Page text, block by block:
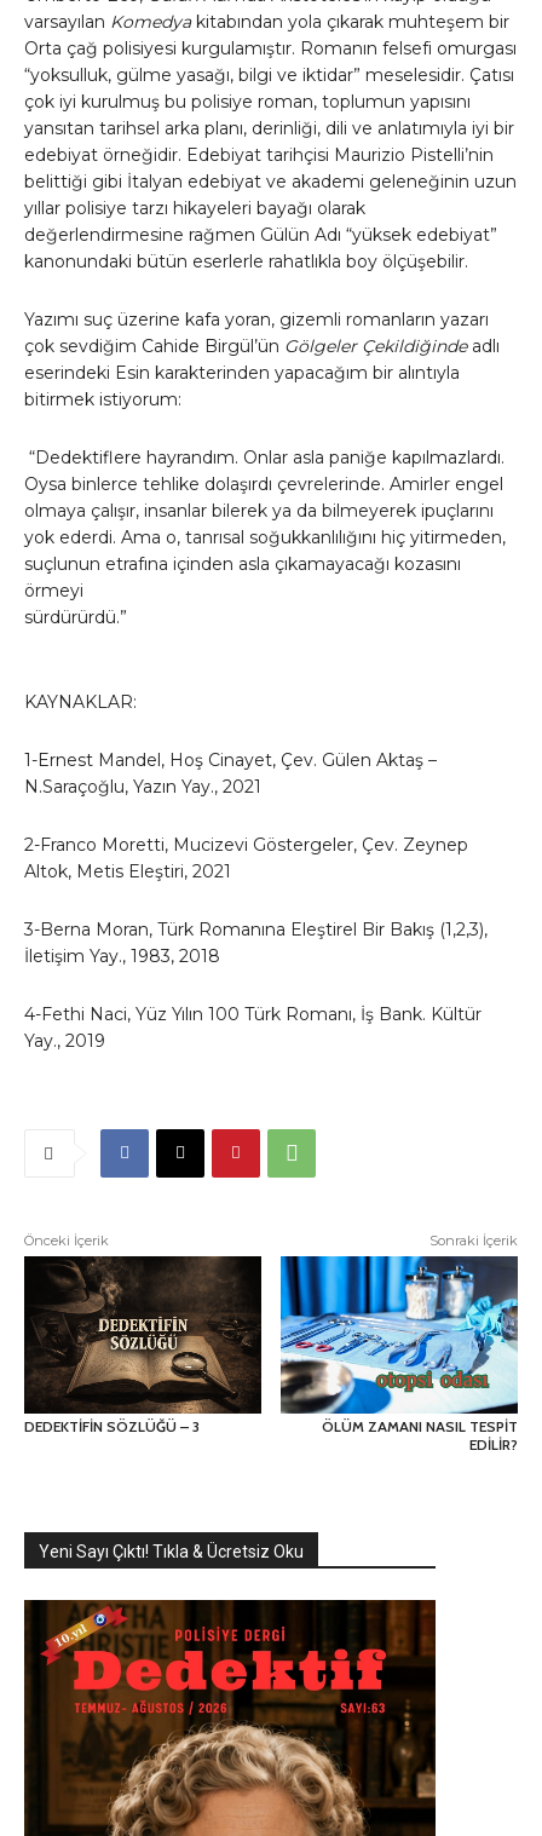
varsayılan Komedyakitabından yola çıkarak muhteşem bir
Orta çağ polisiyesi kurgulamıştır. Romanın felsefi omurgası
“yoksulluk, gülme yasağı, bilgi ve iktidar” meselesidir. Çatısı
çok iyi kurulmuş bu polisiye roman, toplumun yapısını
yansıtan tarihsel arka planı, derinliği, dili ve anlatımıyla iyi bir
edebiyat örneğidir. Edebiyat tarihçisi Maurizio Pistelli’nin
belittiği gibi İtalyan edebiyat ve akademi geleneğinin uzun
yıllar polisiye tarzı hikayeleri bayağı olarak
değerlendirmesine rağmen Gülün Adı “yüksek edebiyat”
kanonundaki bütün eserlerle rahatlıkla boy ölçüşebilir.
Yazımı suç üzerine kafa yoran, gizemli romanların yazarı
çok sevdiğim Cahide Birgül’ün Gölgeler Çekildiğindeadlı
eserindeki Esin karakterinden yapacağım bir alıntıyla
bitirmek istiyorum:
“Dedektiflere hayrandım. Onlar asla paniğe kapılmazlardı.
Oysa binlerce tehlike dolaşırdı çevrelerinde. Amirler engel
olmaya çalışır, insanlar bilerek ya da bilmeyerek ipuçlarını
yok ederdi. Ama o, tanrısal soğukkanlılığını hiç yitirmeden,
suçlunun etrafına içinden asla çıkamayacağı kozasını
örmeyi
sürdürürdü.”
KAYNAKLAR:
1-Ernest Mandel, Hoş Cinayet, Çev. Gülen Aktaş –
N.Saraçoğlu, Yazın Yay., 2021
2-Franco Moretti, Mucizevi Göstergeler, Çev. Zeynep
Altok, Metis Eleştiri, 2021
3-Berna Moran, Türk Romanına Eleştirel Bir Bakış (1,2,3),
İletişim Yay., 1983, 2018
4-Fethi Naci, Yüz Yılın 100 Türk Romanı, İş Bank. Kültür
Yay., 2019
Önceki İçerik
DEDEKTİFİN SÖZLÜĞÜ – 3
Sonraki İçerik
ÖLÜM ZAMANI NASIL TESPİT
EDİLİR?
Yeni Sayı Çıktı! Tıkla & Ücretsiz Oku